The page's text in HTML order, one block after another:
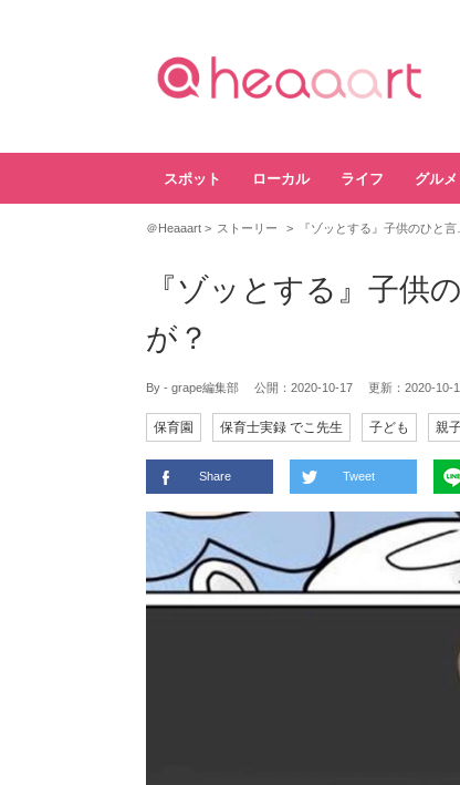
スポット ローカル ライフ グルメ
＠Heaaart ストーリー 『ゾッとする』子供のひと
『ゾッとする』子
が？
By - grape編集部 公開： 2020-10-17 更新： 2020-10-
保育園 保育士実録 でこ先生 子ども 親
Share Tweet